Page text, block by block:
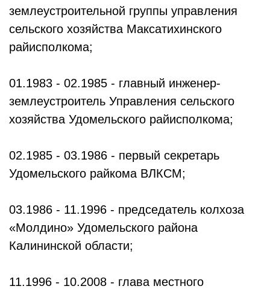
землеустроительной группы управления
сельского хозяйства Максатихинского
райисполкома;
01.1983 - 02.1985 - главный инженер-
землеустроитель Управления сельского
хозяйства Удомельского райисполкома;
02.1985 - 03.1986 - первый секретарь
Удомельского райкома ВЛКСМ;
03.1986 - 11.1996 - председатель колхоза
«Молдино» Удомельского района
Калининской области;
11.1996 - 10.2008 - глава местного